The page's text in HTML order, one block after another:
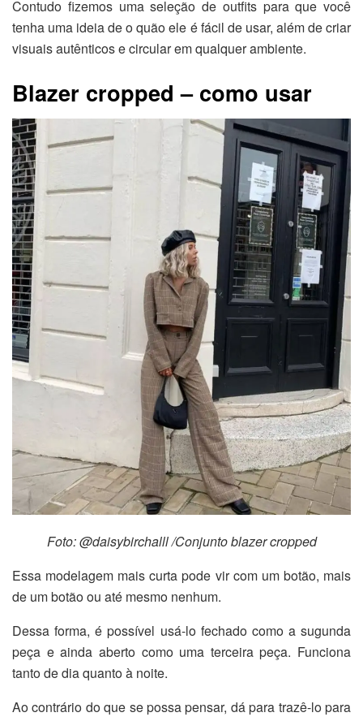
Contudo fizemos uma seleção de outfits para que você
tenha uma ideia de o quão ele é fácil de usar, além de criar
visuais autênticos e circular em qualquer ambiente.
Blazer cropped – como usar
Foto: @daisybirchalll /Conjunto blazer cropped
Essa modelagem mais curta pode vir com um botão, mais
de um botão ou até mesmo nenhum.
Dessa forma, é possível usá-lo fechado como a sugunda
peça e ainda aberto como uma terceira peça. Funciona
tanto de dia quanto à noite.
Ao contrário do que se possa pensar, dá para trazê-lo para